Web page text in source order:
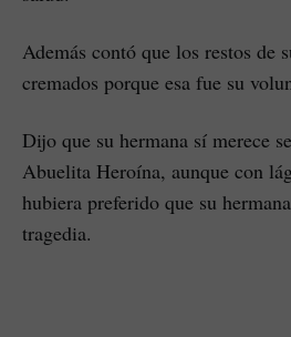
Además contó que los restos de
cremados porque esa fue su
Dijo que su hermana sí merece
Abuelita Heroína, aunque con
hubiera preferido que su
tragedia.